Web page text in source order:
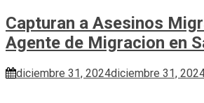
Capturan a Asesinos
Agente de Migracion en
diciembre 31, 2024diciembre 31,